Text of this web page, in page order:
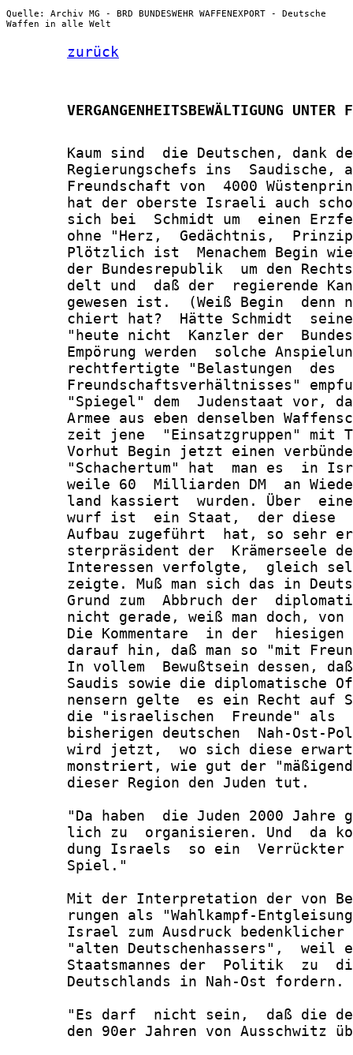
Quelle: Archiv MG - BRD BUNDESWEHR WAFFENEXPORT - Deutsche
Waffen in alle Welt
zurück
VERGANGENHEITSBEWÄLTIGUNG UNTER
Kaum sind  die Deutschen, dank
Regierungschefs ins  Saudische,
Freundschaft von  4000
hat der oberste Israeli auch
sich bei  Schmidt um  einen
ohne "Herz,  Gedächtnis,
Plötzlich ist  Menachem Begin
der Bundesrepublik  um den
delt und  daß der  regierende
gewesen ist.  (Weiß Begin  denn
chiert hat?  Hätte Schmidt
"heute nicht  Kanzler der
Empörung werden  solche
rechtfertigte "Belastungen  des
Freundschaftsverhältnisses"
"Spiegel" dem  Judenstaat vor,
Armee aus eben denselben
zeit jene  "Einsatzgruppen" mit
Vorhut Begin jetzt einen
"Schachertum" hat  man es  in
weile 60  Milliarden DM  an
land kassiert  wurden. Über
wurf ist  ein Staat,  der diese
Aufbau zugeführt  hat, so sehr
sterpräsident der  Krämerseele
Interessen verfolgte,  gleich
zeigte. Muß man sich das in
Grund zum  Abbruch der
nicht gerade, weiß man doch, von
Die Kommentare  in der
darauf hin, daß man so "mit
In vollem  Bewußtsein dessen,
Saudis sowie die diplomatische
nensern gelte  es ein Recht auf
die "israelischen  Freunde" als
bisherigen deutschen  Nah-Ost-
wird jetzt,  wo sich diese
monstriert, wie gut der
       dieser Region den Juden tut.
"Da haben  die Juden 2000 Jahre
lich zu  organisieren. Und  da
dung Israels  so ein
       Spiel."
Mit der Interpretation der von
rungen als "Wahlkampf-
Israel zum Ausdruck
"alten Deutschenhassers",  weil
Staatsmannes der  Politik  zu
       Deutschlands in Nah-Ost fordern.
"Es darf  nicht sein,  daß die
den 90er Jahren von Ausschwitz